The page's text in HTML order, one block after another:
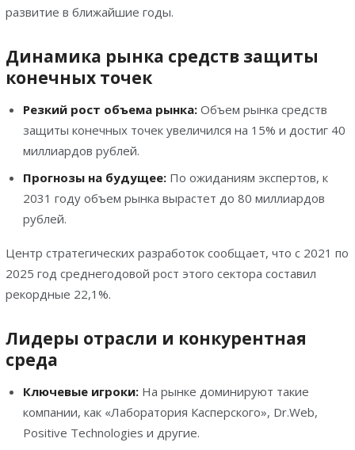
развитие в ближайшие годы.
Динамика рынка средств защиты
конечных точек
Резкий рост объема рынка:Объем рынка средств
защиты конечных точек увеличился на 15% и достиг 40
миллиардов рублей.
Прогнозы на будущее:По ожиданиям экспертов, к
2031 году объем рынка вырастет до 80 миллиардов
рублей.
Центр стратегических разработок сообщает, что с 2021 по
2025 год среднегодовой рост этого сектора составил
рекордные 22,1%.
Лидеры отрасли и конкурентная
среда
Ключевые игроки:На рынке доминируют такие
компании, как «Лаборатория Касперского», Dr.Web,
Positive Technologies и другие.